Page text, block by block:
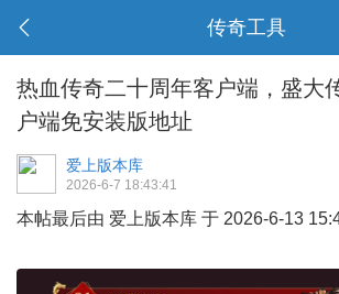
传奇工具
热血传奇二十周年客户端，盛大
户端免安装版地址
爱上版本库
2026-6-7 18:43:41
本帖最后由 爱上版本库 于 2026-6-13